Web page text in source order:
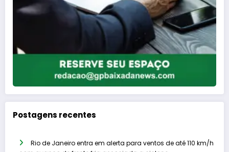
Postagens recentes
Rio de Janeiro entra em alerta para ventos de até 110 km/h